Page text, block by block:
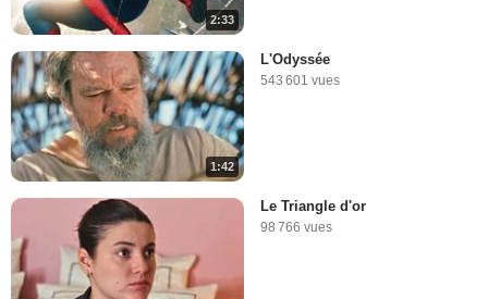
2:33
1:42
L'Odyssée
543 601 vues
Le Triangle d'or
98 766 vues